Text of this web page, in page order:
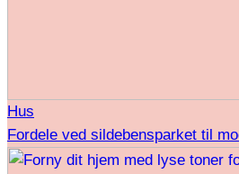
Hus
Fordele ved sildebensparket til